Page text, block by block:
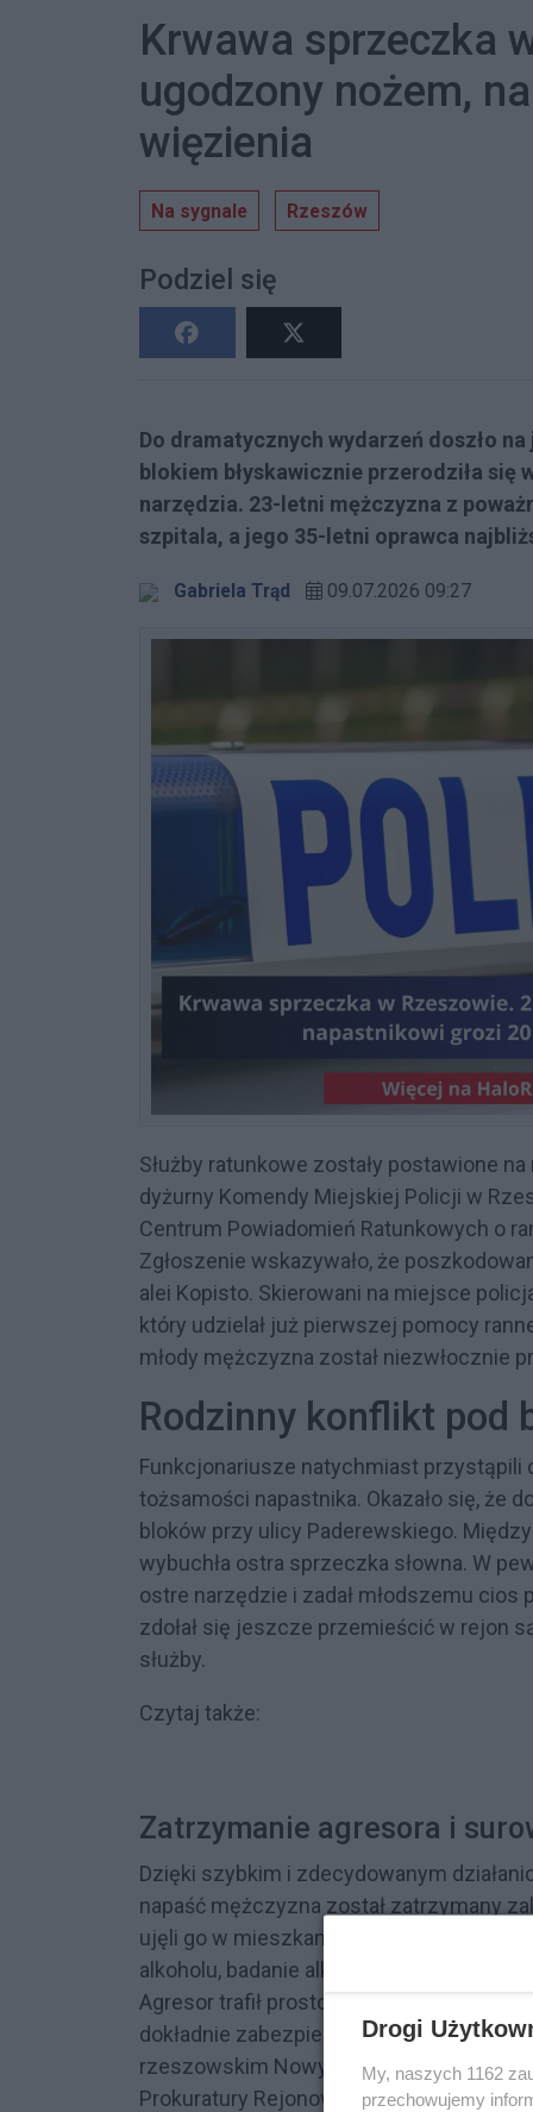
Krwawa sprzeczka
ugodzony nożem,
więzienia
Na sygnale Rzeszów
Podziel się
Do dramatycznych wydarzeń doszło
blokiem błyskawicznie przerodziła
narzędzia. 23-letni mężczyzna z
szpitala, a jego 35-letni oprawca
Gabriela Trąd 09.07.2026 09:27
Służby ratunkowe zostały postawione
dyżurny Komendy Miejskiej Policji w
Centrum Powiadomień Ratunkowych o
Zgłoszenie wskazywało, że
alei Kopisto. Skierowani na miejsce
który udzielał już pierwszej pomocy
młody mężczyzna został niezwłocznie
Rodzinny konflikt pod
Funkcjonariusze natychmiast przystąpili
tożsamości napastnika. Okazało się, że
bloków przy ulicy Paderewskiego.
wybuchła ostra sprzeczka słowna. W
ostre narzędzie i zadał młodszemu
zdołał się jeszcze przemieścić w rejon
służby.
Czytaj także:
Zatrzymanie agresora i
Dzięki szybkim i zdecydowanym
napaść mężczyzna został zatrzymany
ujęli go w mieszkaniu pod wskazanym
alkoholu, badanie alkomatem wykazało
Agresor trafił prosto do policyjnej celi.
dokładnie zabezpieczył ślady, a sprawą
rzeszowskim Nowym Mieście. Zebrany
Prokuratury Rejonowej dla miasta
Drogi
My, naszych 1162
przechowujemy